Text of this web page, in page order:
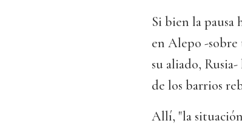
Si bien la
en Alepo -sobre
su aliado,
de los barrios
Allí, "la situación